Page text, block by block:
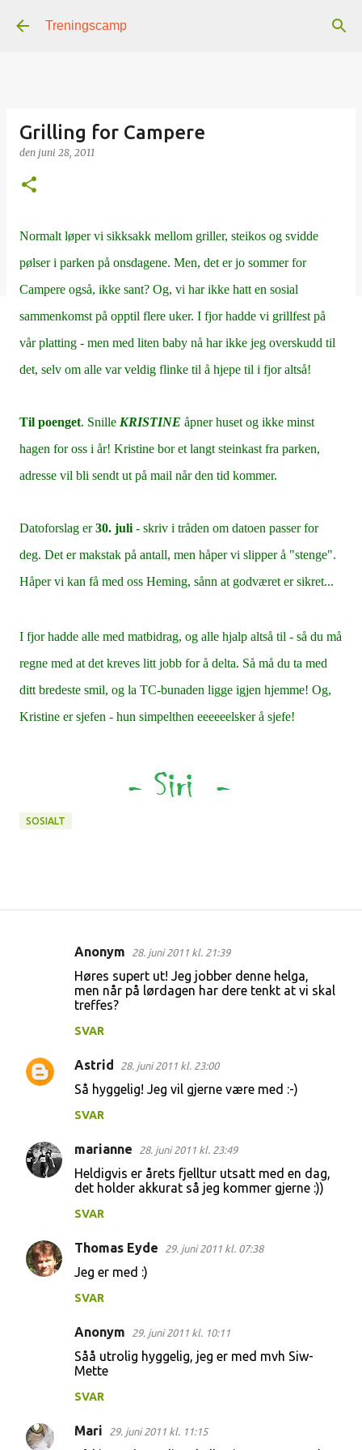
Gå til hovedinnhold
Treningscamp
Grilling for Campere
den juni 28, 2011
Normalt løper vi sikksakk mellom griller, steikos og svidde
pølser i parken på onsdagene. Men, det er jo sommer for
Campere også, ikke sant? Og, vi har ikke hatt en sosial
sammenkomst på opptil flere uker. I fjor hadde vi grillfest på
vår platting - men med liten baby nå har ikke jeg overskudd til
det, selv om alle var veldig flinke til å hjepe til i fjor altså!
Til poenget. Snille KRISTINE åpner huset og ikke minst
hagen for oss i år! Kristine bor et langt steinkast fra parken,
adresse vil bli sendt ut på mail når den tid kommer.
Datoforslag er30. juli - skriv i tråden om datoen passer for
deg. Det er makstak på antall, men håper vi slipper å "stenge".
Håper vi kan få med oss Heming, sånn at godværet er sikret...
I fjor hadde alle med matbidrag, og alle hjalp altså til - så du må
regne med at det kreves litt jobb for å delta. Så må du ta med
ditt bredeste smil, og la TC-bunaden ligge igjen hjemme! Og,
Kristine er sjefen - hun simpelthen eeeeeelsker å sjefe!
SOSIALT
n
r
e
Anonym 28. juni 2011 kl. 21:39
Høres supert ut! Jeg jobber denne helga,
men når på lørdagen har dere tenkt at vi skal
treffes?
SVAR
Astrid 28. juni 2011 kl. 23:00
Så hyggelig! Jeg vil gjerne være med :-)
SVAR
marianne 28. juni 2011 kl. 23:49
Heldigvis er årets fjelltur utsatt med en dag,
det holder akkurat så jeg kommer gjerne :))
SVAR
Thomas Eyde 29. juni 2011 kl. 07:38
Jeg er med :)
SVAR
Anonym 29. juni 2011 kl. 10:11
Såå utrolig hyggelig, jeg er med mvh Siw-
Mette
SVAR
Mari 29. juni 2011 kl. 11:15